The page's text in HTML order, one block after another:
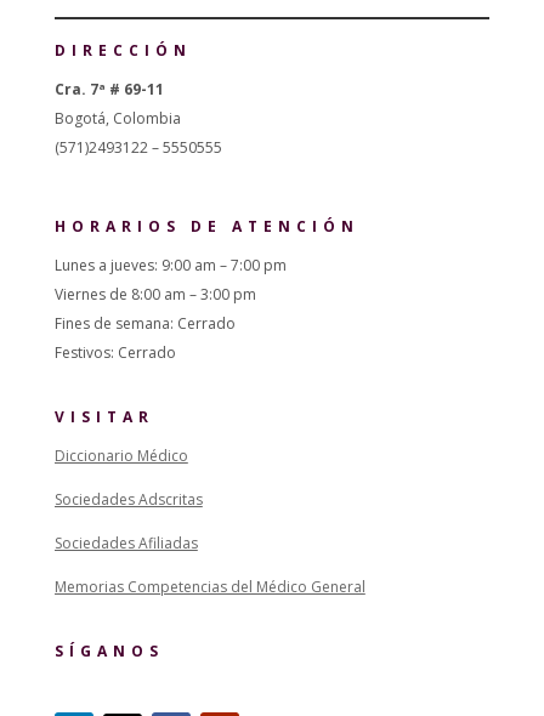
DIRECCIÓN
Cra. 7ª # 69-11
Bogotá, Colombia
(571)2493122 – 5550555
HORARIOS DE ATENCIÓN
Lunes a jueves: 9:00 am – 7:00 pm
Viernes de 8:00 am – 3:00 pm
Fines de semana: Cerrado
Festivos: Cerrado
VISITAR
Diccionario Médico
Sociedades Adscritas
Sociedades Afiliadas
Memorias Competencias del Médico General
SÍGANOS